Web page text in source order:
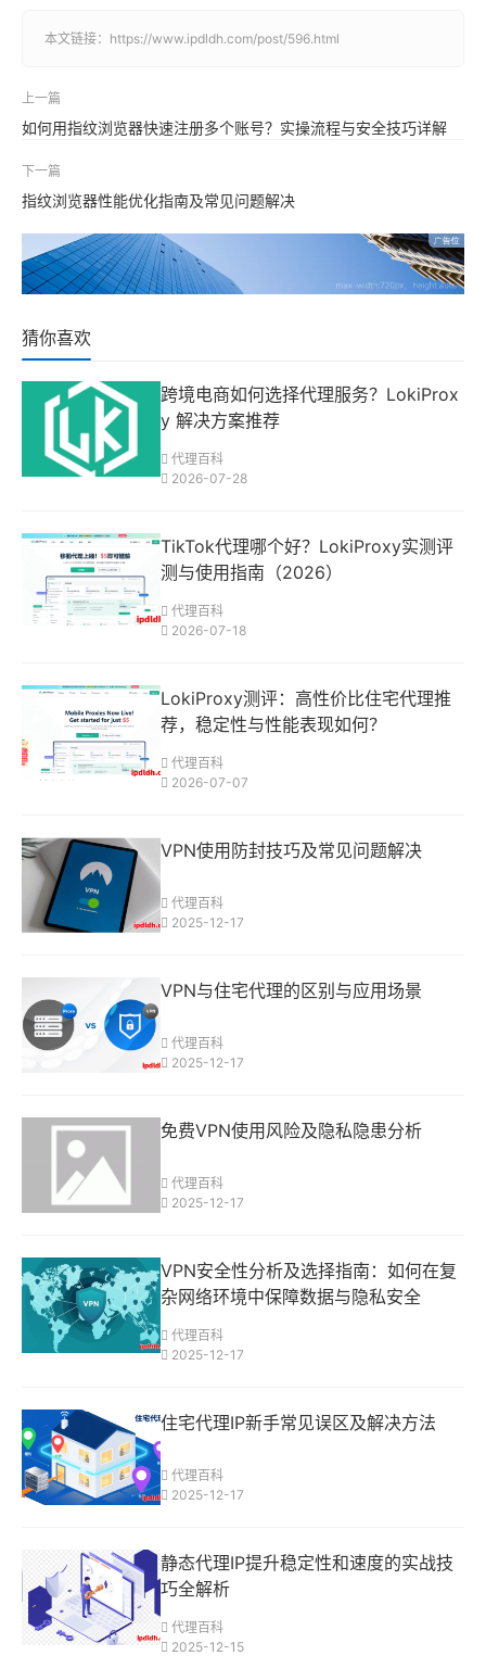
本文链接： https://www.ipdldh.com/post/596.html
上一篇
如何用指纹浏览器快速注册多个账号？实操流程与安全技巧详解
下一篇
指纹浏览器性能优化指南及常见问题解决
猜你喜欢
跨境电商如何选择代理服务？LokiProx
y 解决方案推荐
代理百科
2026-07-28
TikTok代理哪个好？LokiProxy实测评
测与使用指南（2026）
代理百科
2026-07-18
LokiProxy测评：高性价比住宅代理推
荐，稳定性与性能表现如何？
代理百科
2026-07-07
VPN使用防封技巧及常见问题解决
代理百科
2025-12-17
VPN与住宅代理的区别与应用场景
代理百科
2025-12-17
免费VPN使用风险及隐私隐患分析
代理百科
2025-12-17
VPN安全性分析及选择指南：如何在复
杂网络环境中保障数据与隐私安全
代理百科
2025-12-17
住宅代理IP新手常见误区及解决方法
代理百科
2025-12-17
静态代理IP提升稳定性和速度的实战技
巧全解析
代理百科
2025-12-15